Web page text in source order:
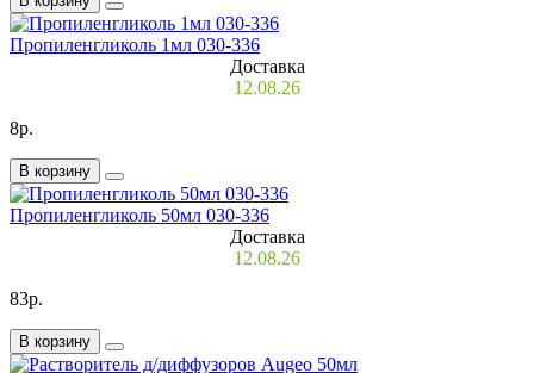
Пропиленгликоль 1мл 030-336
Доставка
12.08.26
8р.
В корзину
Пропиленгликоль 50мл 030-336
Доставка
12.08.26
83р.
В корзину